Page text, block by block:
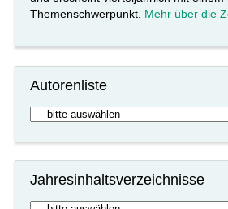
Themenschwerpunkt. Mehr über die
Autorenliste
Jahresinhaltsverzeichnisse